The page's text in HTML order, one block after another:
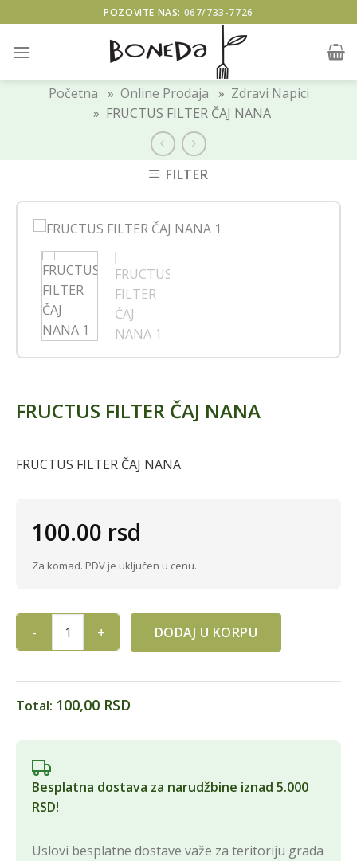
to
content
POZOVITE NAS: 067/733-7726
Početna » Online Prodaja » Zdravi Napici
» FRUCTUS FILTER ČAJ NANA
FILTER
FRUCTUS FILTER ČAJ NANA
FRUCTUS FILTER ČAJ NANA
100.00 rsd
Za komad. PDV je uključen u cenu.
FRUCTUS FILTER ČAJ NANA quantity
DODAJ U KORPU
Total: 100,00 RSD
Besplatna dostava za narudžbine iznad 5.000
RSD!
Uslovi besplatne dostave važe za teritoriju grada